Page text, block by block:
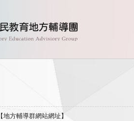
【地方輔導群網站網址】